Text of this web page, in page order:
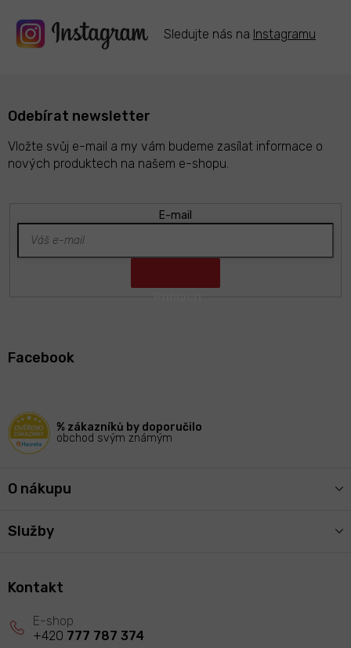
s
u
Sledujte nás na Instagramu
Odebírat newsletter
Vložte svůj e-mail a my vám budeme zasílat informace o
nových produktech na našem e-shopu.
E-mail
Facebook
% zákazníků by doporučilo
obchod svým známým
O nákupu
Služby
Kontakt
+420 777 787 374